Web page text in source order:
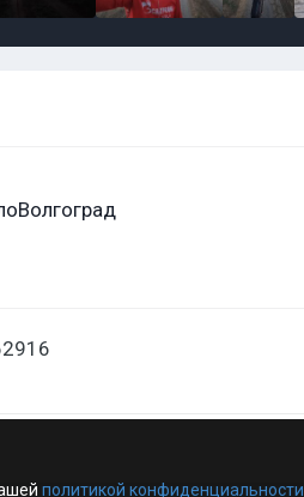
политикой конфиденциальности